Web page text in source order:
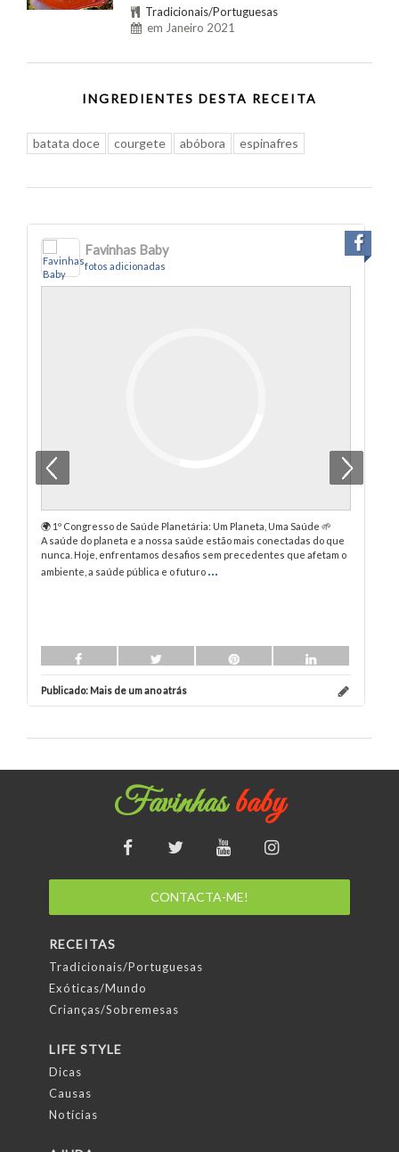
Tradicionais/Portuguesas
em Janeiro 2021
INGREDIENTES DESTA RECEITA
batata doce courgete abóbora espinafres
Favinhas Baby
fotos adicionadas
🌍 1º Congresso de Saúde Planetária: Um Planeta, Uma Saúde 🌱
A saúde do planeta e a nossa saúde estão mais conectadas do que
nunca. Hoje, enfrentamos desafios sem precedentes que afetam o
ambiente, a saúde pública e o futuro ...
Publicado: Mais de um ano atrás
Favinhasbaby
CONTACTA-ME!
RECEITAS
Tradicionais/Portuguesas
Exóticas/Mundo
Crianças/Sobremesas
LIFE STYLE
Dicas
Causas
Notícias